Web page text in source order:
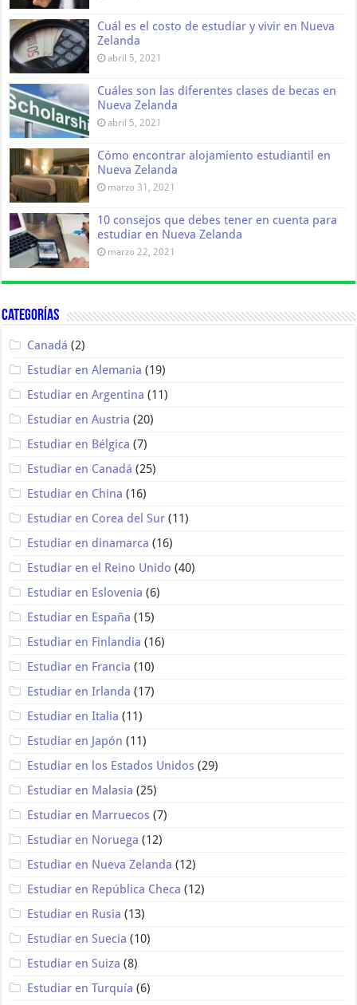
Cuál es el costo de estudiar y vivir en Nueva
Zelanda
abril 5, 2021
Cuáles son las diferentes clases de becas en
Nueva Zelanda
abril 5, 2021
Cómo encontrar alojamiento estudiantil en
Nueva Zelanda
marzo 31, 2021
10 consejos que debes tener en cuenta para
estudiar en Nueva Zelanda
marzo 22, 2021
Categorías
Canadá (2)
Estudiar en Alemania (19)
Estudiar en Argentina (11)
Estudiar en Austria (20)
Estudiar en Bélgica (7)
Estudiar en Canadá (25)
Estudiar en China (16)
Estudiar en Corea del Sur (11)
Estudiar en dinamarca (16)
Estudiar en el Reino Unido (40)
Estudiar en Eslovenia (6)
Estudiar en España (15)
Estudiar en Finlandia (16)
Estudiar en Francia (10)
Estudiar en Irlanda (17)
Estudiar en Italia (11)
Estudiar en Japón (11)
Estudiar en los Estados Unidos (29)
Estudiar en Malasia (25)
Estudiar en Marruecos (7)
Estudiar en Noruega (12)
Estudiar en Nueva Zelanda (12)
Estudiar en República Checa (12)
Estudiar en Rusia (13)
Estudiar en Suecia (10)
Estudiar en Suiza (8)
Estudiar en Turquía (6)